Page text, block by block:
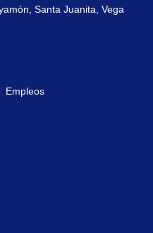
Santa Juanita, Vega
Empleos